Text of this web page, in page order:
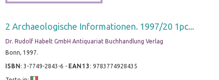
2 Archaeologische Informationen. 1997/20 1pc...
Dr. Rudolf Habelt GmbH Antiquariat Buchhandlung Verlag
Bonn, 1997.
ISBN:3-7749-2843-6 - EAN13 :9783774928435